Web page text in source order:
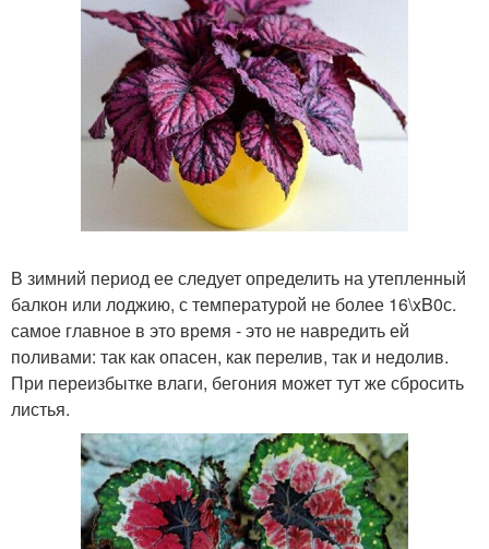
В зимний период ее следует определить на утепленный
балкон или лоджию, с температурой не более 16\xB0с.
самое главное в это время - это не навредить ей
поливами: так как опасен, как перелив, так и недолив.
При переизбытке влаги, бегония может тут же сбросить
листья.